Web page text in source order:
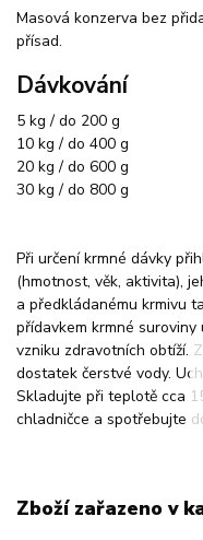
Masová konzerva bez
přísad.
Dávkování
5 kg / do 200 g
10 kg / do 400 g
20 kg / do 600 g
30 kg / do 800 g
Při určení krmné dávky
(hmotnost, věk, aktivita),
a předkládanému krmivu
přídavkem krmné
vzniku zdravotních obtíží.
dostatek čerstvé vody.
Skladujte při teplotě cca
chladničce a spotřebujte
Zboží zařazeno v